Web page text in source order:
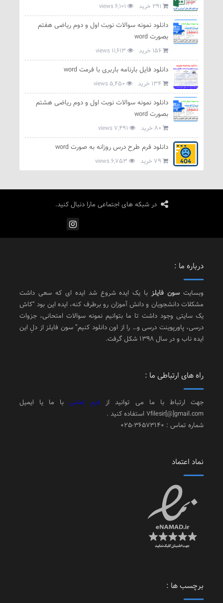
291 خرید
دانلود نمونه سوالات نوبت اول و دوم ریاضی هفتم
بصورت word
156 خرید
دانلود فایل بارنامه باربری با فرمت word
134 خرید
دانلود نمونه سوالات نوبت اول و دوم ریاضی هشتم
بصورت word
80 خرید
دانلود فرم طرح درس روزانه به صورت word
79 خرید
در شبکه های اجتماعی مارا دنبال کنید.
درباره ما :
وبسایت سون فایلزبا یک ایده شروع شد ایده ای که سعی داشت
مشکلات دانشجویان و دانش آموزان رو برطرف کنه، ایده این بود “کاش
یک سایتی وجود داشت تا ما بتوانیم نمونه سوالات امتحانی، جزوات
درسی، پاورپوینت درسی و… را از اون دانلود کنیم” سون فایلز از دلِ این
ایده ناب و در سال 1398 شکل گرفت.
راه های ارتباطی ما :
جهت ارتباط با ما می توانید از فرم تماس با ما یا ایمیل
7filesir[@]gmail.com استفاده کنید .
شماره تماس : 36573140-025
نماد اعتماد
برچسب ها :